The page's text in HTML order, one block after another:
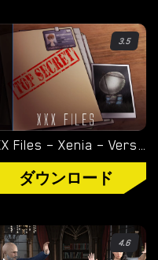
3.5
XXX Files – Xenia – Version 1.0 (Full Game) [FutaDomWorld]
ダウンロード
4.6